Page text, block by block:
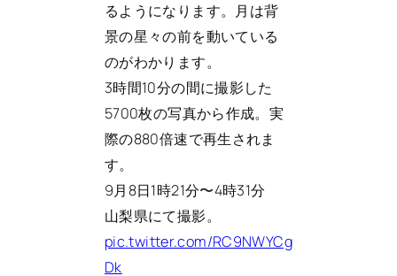
るようになります。月は背
景の星々の前を動いている
のがわかります。
3時間10分の間に撮影した
5700枚の写真から作成。実
際の880倍速で再生されま
す。
9月8日1時21分〜4時31分
山梨県にて撮影。
pic.twitter.com/RC9NWYCg
Dk